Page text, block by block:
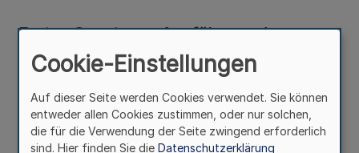
Erstes Gesetz zur Ausführung des
Kinder- und Jugendhilfegesetzes - AG -
KJHG -
In Kraft Seit 01. Januar 1991
Cookie-Einstellungen
Auf dieser Seite werden Cookies verwendet. Sie können
entweder allen Cookies zustimmen, oder nur solchen,
die für die Verwendung der Seite zwingend erforderlich
sind. Hier finden Sie die Datenschutzerklärung